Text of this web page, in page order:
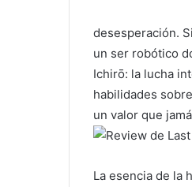
desesperación.
un ser robótico
Ichirō: la lucha
habilidades
un valor que
La esencia de la